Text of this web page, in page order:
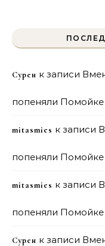
Сурен к записи
попеняли Помойке
mitasmies к записи
попеняли Помойке
mitasmies к записи
попеняли Помойке
Сурен к записи